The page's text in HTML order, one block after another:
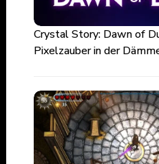
Crystal Story: Dawn of
Pixelzauber in der